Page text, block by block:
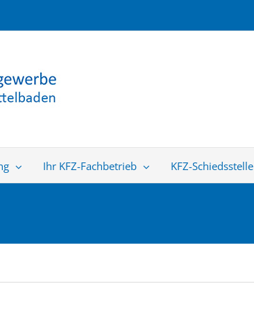
Ihr KFZ-Fachbetrieb KFZ-Schiedsstelle